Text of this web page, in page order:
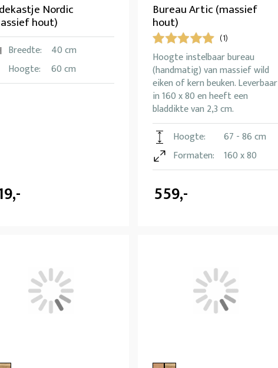
Nordic
hout)
Breedte:
40 cm
Hoogte:
60 cm
Bureau Artic (massief
hout)
(1)
Hoogte instelbaar bureau
(handmatig) van massief wild
eiken of kern beuken. Leverbaar
in 160 x 80 en heeft een
bladdikte van 2,3 cm.
Hoogte:
67 - 86 cm
Formaten:
160 x 80
559,-